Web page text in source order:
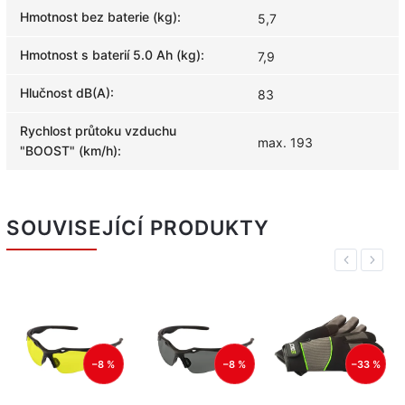
Hmotnost bez baterie (kg): 5,7
Hmotnost s baterií 5.0 Ah (kg): 7,9
Hlučnost dB(A): 83
Rychlost průtoku vzduchu
"BOOST" (km/h):
max. 193
SOUVISEJÍCÍ PRODUKTY
Previous
–8 % –33 % –33 %
Next